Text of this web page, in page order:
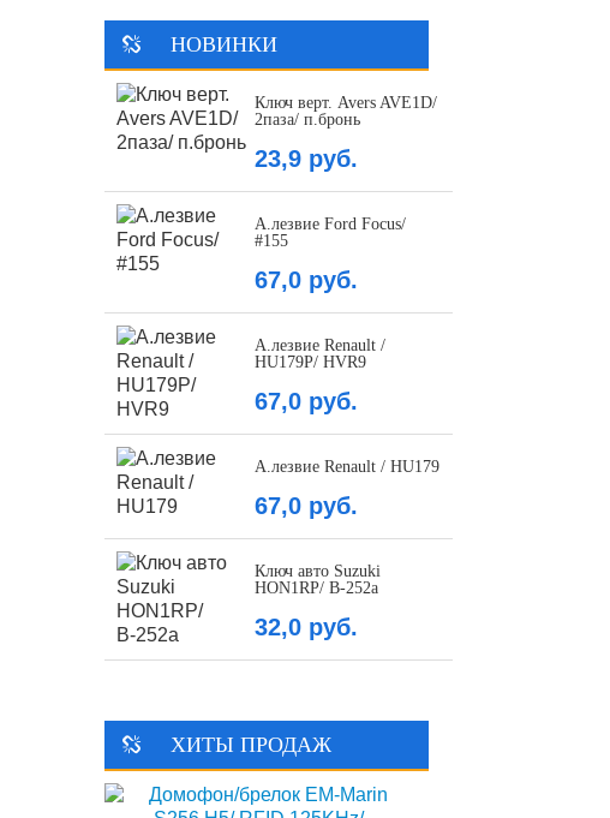
НОВИНКИ
Ключ верт. Avers AVE1D/
2паза/ п.бронь
23,9 руб.
А.лезвие Ford Focus/
#155
67,0 руб.
А.лезвие Renault /
HU179P/ HVR9
67,0 руб.
А.лезвие Renault / HU179
67,0 руб.
Ключ авто Suzuki
HON1RP/ В-252a
32,0 руб.
ХИТЫ ПРОДАЖ